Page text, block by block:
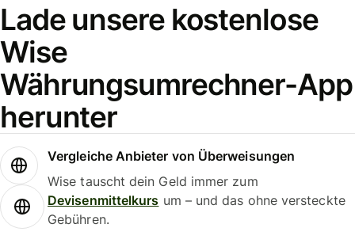
Lade unsere kostenlose
Wise
Währungsumrechner-App
herunter
Vergleiche Anbieter von Überweisungen
Wise tauscht dein Geld immer zum
Devisenmittelkurs um – und das ohne versteckte
Gebühren.